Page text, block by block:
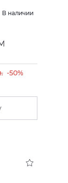
В наличии
-50%